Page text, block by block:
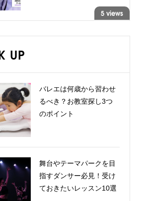
5 views
UP
バレエは何歳から習わせ
るべき？お教室探し3つ
のポイント
舞台やテーマパークを目
指すダンサー必見！受け
ておきたいレッスン10選